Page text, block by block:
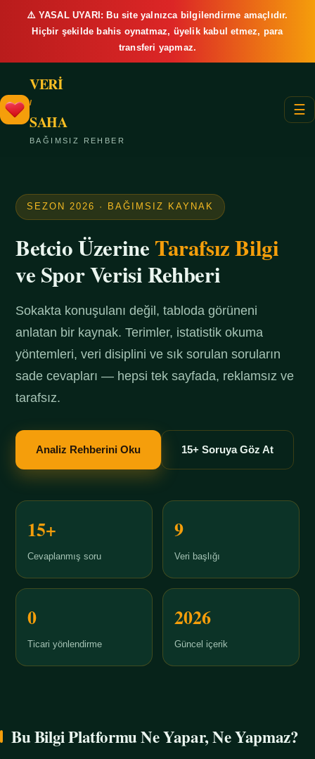
⚠️ YASAL UYARI: Bu site yalnızca bilgilendirme amaçlıdır.
Hiçbir şekilde bahis oynatmaz, üyelik kabul etmez, para
transferi yapmaz.
VERİ
/
SAHA
BAĞIMSIZ REHBER
☰
SEZON 2026 · BAĞIMSIZ KAYNAK
Betcio ÜzerineTarafsız Bilgi
ve Spor Verisi Rehberi
Sokakta konuşulanı değil, tabloda görüneni
anlatan bir kaynak. Terimler, istatistik okuma
yöntemleri, veri disiplini ve sık sorulan soruların
sade cevapları — hepsi tek sayfada, reklamsız ve
tarafsız.
Analiz Rehberini Oku 15+ Soruya Göz At
15+
Cevaplanmış soru
9
Veri başlığı
0
Ticari yönlendirme
2026
Güncel içerik
Bu Bilgi Platformu Ne Yapar, Ne Yapmaz?